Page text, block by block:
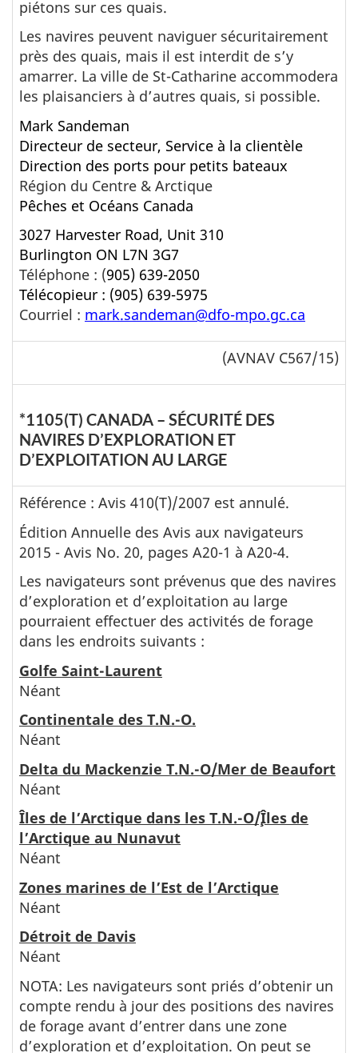
piétons sur ces quais.
Les navires peuvent naviguer sécuritairement
près des quais, mais il est interdit de s’y
amarrer. La ville de St-Catharine accommodera
les plaisanciers à d’autres quais, si possible.
Mark Sandeman
Directeur de secteur, Service à la clientèle
Direction des ports pour petits bateaux
Région du Centre & Arctique
Pêches et Océans Canada
3027 Harvester Road, Unit 310
Burlington ON L7N 3G7
Téléphone : (905) 639-2050
Télécopieur : (905) 639-5975
Courriel : mark.sandeman@dfo-mpo.gc.ca
(AVNAV C567/15)
*1105(T) CANADA – SÉCURITÉ DES
NAVIRES D’EXPLORATION ET
D’EXPLOITATION AU LARGE
Référence : Avis 410(T)/2007 est annulé.
Édition Annuelle des Avis aux navigateurs
2015 - Avis No. 20, pages A20-1 à A20-4.
Les navigateurs sont prévenus que des navires
d’exploration et d’exploitation au large
pourraient effectuer des activités de forage
dans les endroits suivants :
Golfe Saint-Laurent
Néant
Continentale des T.N.-O.
Néant
Delta du Mackenzie T.N.-O/Mer de Beaufort
Néant
Îles de l’Arctique dans les T.N.-O/¸Îles de
l’Arctique au Nunavut
Néant
Zones marines de l’Est de l’Arctique
Néant
Détroit de Davis
Néant
NOTA: Les navigateurs sont priés d’obtenir un
compte rendu à jour des positions des navires
de forage avant d’entrer dans une zone
d’exploration et d’exploitation. On peut se